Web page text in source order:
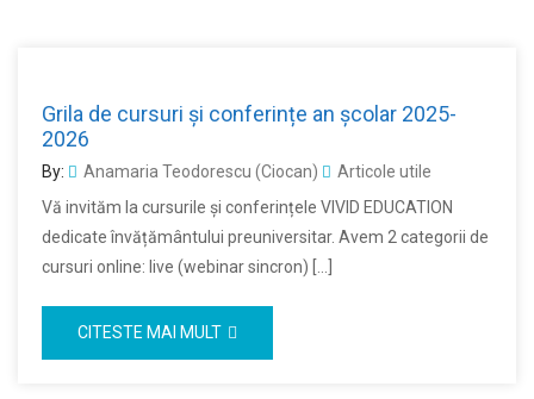
Grila de cursuri și conferințe an școlar 2025-
2026
By: Anamaria Teodorescu (Ciocan)
Articole utile
Vă invităm la cursurile și conferințele VIVID EDUCATION
dedicate învățământului preuniversitar. Avem 2 categorii de
cursuri online: live (webinar sincron) […]
CITESTE MAI MULT